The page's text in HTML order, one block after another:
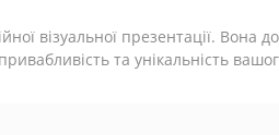
візуальної презентації. Вона
та унікальність